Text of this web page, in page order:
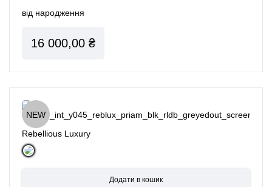
від народження
16 000,00 ₴
NEW
Rebellious Luxury